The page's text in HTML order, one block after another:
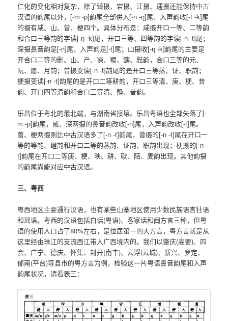
仁化的变化相对复杂，除了臻摄、宕摄、江摄、通摄还能保持中古
汉语的韵尾以外，[-m -p]韵尾全部併入[-n -ŋ]尾，入声韵收[-t -k]尾
的摄有咸、山、曾、梗四个。具体分布是：咸摄开口一等、二等韵
和合口三等韵的字读[-ŋ -k]尾，开口三等、四等韵的字读[-n -t]尾；
深摄鼻音韵是[-n]尾，入声韵是[-t]尾；山摄收[-ŋ -k]韵尾的主要是
开合口二等的删、山、产、谏、襉、鎋、黠韵，合口三等的元、
阮、愿、月韵；曾摄变读[-n -t]韵尾的是开口三等蒸、证、职韵；
梗摄变读[-n -t]韵尾的是开口二等耕韵，开口三等清、庚、梗、昔
韵、开口四等清韵和合口三等清、静、昔韵。
乐昌位于粤北的最北端，与湖南省接壤。乐昌粤语也全部失落了[-
m -p]韵尾，咸、深两摄的鼻音韵改收[-n]尾，入声韵改收[-t]尾。
曾、梗两摄则比中古汉语多了[-n -t]韵尾，曾摄的[-n -t]尾在开口一
等的等韵、嶝韵和开口二等的蒸韵、证韵、职韵出现；梗摄的[-n -
t]韵尾在开口二等庚、梗、映、耕、耿、陌、麦韵出现。其他韵摄
的韵尾尚能对应中古汉语。
三、粤西
粤西地区主要通行汉语，也有某些山寨地区使用少数民族语言壮语
和瑶语。粤西的汉语包括白话(粤语)、客家话和闽方言三种，但粤
语的使用人口占了80%左右，是位居第一的大方言，粤方言就是从
这里经由珠江的支流西江带入广西境内的。我们以肇庆(高要)、四
会、广宁、德庆、怀集、封开(南丰)、云浮(云城)、新兴、罗定、
郁南(平台)等县市的粤方言为例，检验这一片粤语鼻音韵尾和入声
韵尾状况，请看表三：